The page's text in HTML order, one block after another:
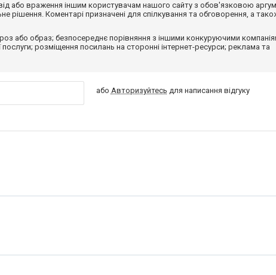
або враження іншим користувачам нашого сайту з обов'язковою
рішення. Коментарі призначені для спілкування та обговорення, а
або образ; безпосереднє порівняння з іншими конкуруючими
послуги; розміщення посилань на сторонні інтернет-ресурси; реклама та
або Авторизуйтесь для написання відгуку